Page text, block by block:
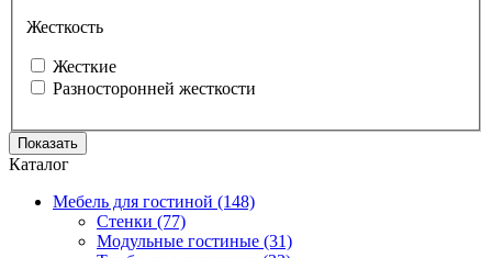
Жесткость
Жесткие
Разносторонней жесткости
Показать
Каталог
Мебель для гостиной (148)
Стенки (77)
Модульные гостиные (31)